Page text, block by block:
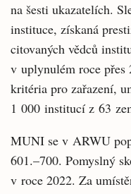
na šesti ukazatelích.
instituce, získaná
citovaných vědců
v uplynulém roce
kritéria pro zařazení,
1 000 institucí z 63
MUNI se v ARWU
601.–700. Pomyslný
v roce 2022. Za